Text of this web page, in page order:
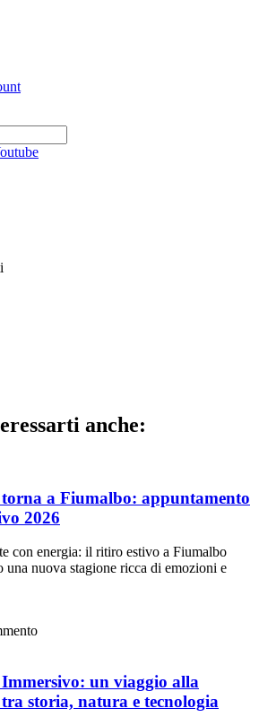
anche:
a Fiumalbo: appuntamento
2026
con energia: il ritiro estivo a Fiumalbo
una nuova stagione ricca di emozioni e
un viaggio alla
storia, natura e tecnologia